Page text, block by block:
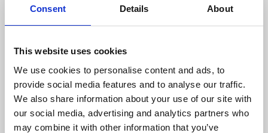
Consent Details About
This website uses cookies
We use cookies to personalise content and ads, to
provide social media features and to analyse our traffic.
We also share information about your use of our site with
our social media, advertising and analytics partners who
may combine it with other information that you’ve
Galleri Sandström
Falköping